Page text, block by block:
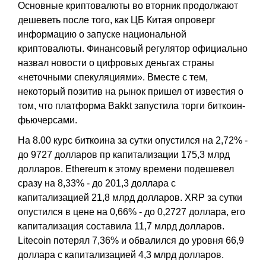
Основные криптовалюты во вторник продолжают
дешеветь после того, как ЦБ Китая опроверг
информацию о запуске национальной
криптовалюты. Финансовый регулятор официально
назвал новости о цифровых деньгах страны
«неточными спекуляциями». Вместе с тем,
некоторый позитив на рынок пришел от известия о
том, что платформа Bakkt запустила торги биткоин-
фьючерсами.
На 8.00 курс биткоина за сутки опустился на 2,72% -
до 9727 долларов пр капитализации 175,3 млрд
долларов. Ethereum к этому времени подешевел
сразу на 8,33% - до 201,3 доллара с
капитализацией 21,8 млрд долларов. XRP за сутки
опустился в цене на 0,66% - до 0,2727 доллара, его
капитализация составила 11,7 млрд долларов.
Litecoin потерял 7,36% и обвалился до уровня 66,9
доллара с капитализацией 4,3 млрд долларов.